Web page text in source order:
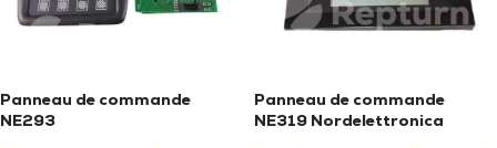
Panneau de commande
NE293
Panneau de commande
NE319 Nordelettronica